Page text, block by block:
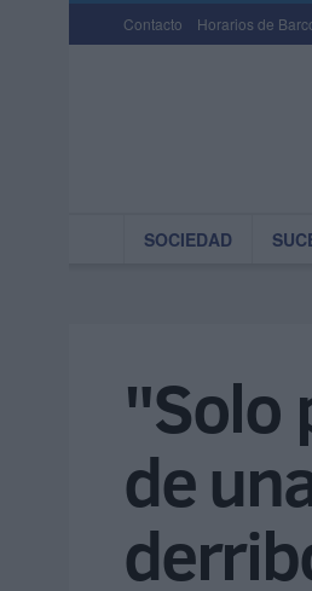
Contacto Horarios de
SOCIEDAD
"Solo
de